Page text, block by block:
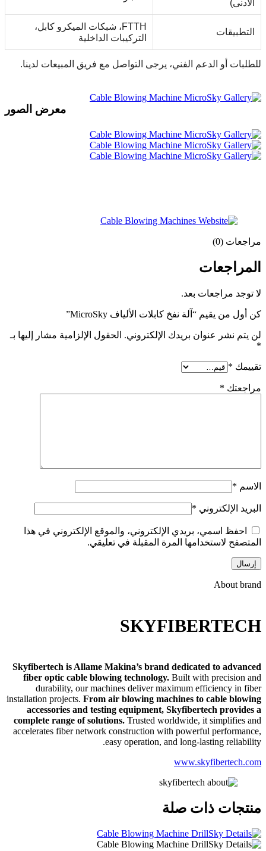
الأدنى)
التطبيقات
FTTH، شبكات الميكرو كابل،
التركيبات الداخلية
للطلبات أو الدعم الفني، يرجى التواصل مع فريق المبيعات لدينا.
معرض الصور
مراجعات (0)
المراجعات
لا توجد مراجعات بعد.
كن أول من يقيم “آلة نفخ كابلات الألياف MicroSky”
لن يتم نشر عنوان بريدك الإلكتروني. الحقول الإلزامية مشار إليها بـ
*
تقييمك *
مراجعتك *
الاسم *
البريد الإلكتروني *
احفظ اسمي، بريدي الإلكتروني، والموقع الإلكتروني في هذا
المتصفح لاستخدامها المرة المقبلة في تعليقي.
About brand
SKYFIBERTECH
Skyfibertech is Allame Makina’s brand dedicated to advanced
fiber optic cable blowing technology. Built with precision and
durability, our machines deliver maximum efficiency in fiber
installation projects. From air blowing machines to cable blowing
accessories and testing equipment, Skyfibertech provides a
complete range of solutions. Trusted worldwide, it simplifies and
accelerates fiber network construction with powerful performance,
easy operation, and long-lasting reliability.
www.skyfibertech.com
منتجات ذات صلة